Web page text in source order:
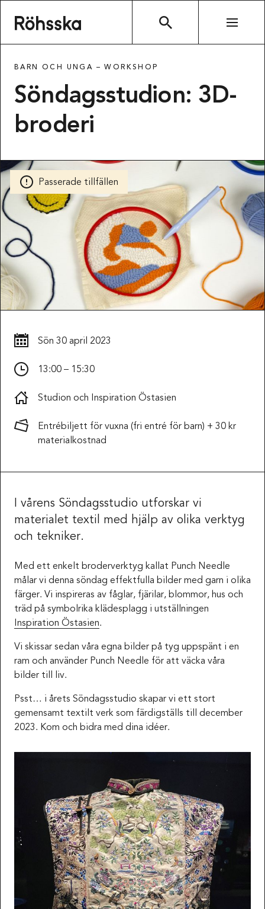
BARN OCH UNGA –WORKSHOP
Söndagsstudion: 3D-
broderi
Passerade tillfällen
Sön 30 april 2023
13:00 – 15:30
Studion och Inspiration Östasien
Entrébiljett för vuxna (fri entré för barn) + 30 kr
materialkostnad
I vårens Söndagsstudio utforskar vi
materialet textil med hjälp av olika verktyg
och tekniker.
Med ett enkelt broderverktyg kallat Punch Needle
målar vi denna söndag effektfulla bilder med garn i olika
färger. Vi inspireras av fåglar, fjärilar, blommor, hus och
träd på symbolrika klädesplagg i utställningen
Inspiration Östasien.
Vi skissar sedan våra egna bilder på tyg uppspänt i en
ram och använder Punch Needle för att väcka våra
bilder till liv.
Psst… i årets Söndagsstudio skapar vi ett stort
gemensamt textilt verk som färdigställs till december
2023. Kom och bidra med dina idéer.